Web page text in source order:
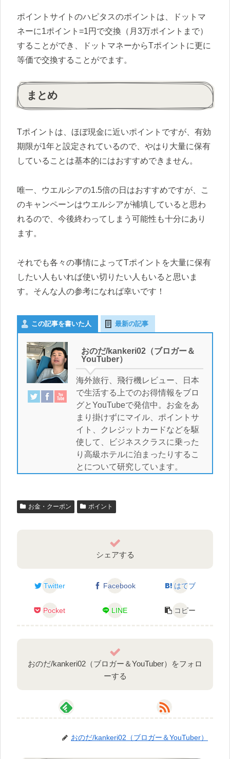
ポイントサイトのハピタスのポイントは、ドットマ
ネーに1ポイント=1円で交換（月3万ポイントまで）
することができ、ドットマネーからTポイントに更に
等価で交換することがでます。
まとめ
Tポイントは、ほぼ現金に近いポイントですが、有効
期限が1年と設定されているので、やはり大量に保有
していることは基本的にはおすすめできません。
唯一、ウエルシアの1.5倍の日はおすすめですが、こ
のキャンペーンはウエルシアが補填していると思わ
れるので、今後終わってしまう可能性も十分にあり
ます。
それでも各々の事情によってTポイントを大量に保有
したい人もいれば使い切りたい人もいると思いま
す。そんな人の参考になれば幸いです！
この記事を書いた人 最新の記事
おのだ/kankeri02（ブロガー＆
YouTuber）
海外旅行、飛行機レビュー、日本
で生活する上でのお得情報をブロ
グとYouTubeで発信中。お金をあ
まり掛けずにマイル、ポイントサ
イト、クレジットカードなどを駆
使して、ビジネスクラスに乗った
り高級ホテルに泊まったりするこ
とについて研究しています。
お金・クーポン ポイント
シェアする
Twitter Facebook はてブ
Pocket LINE コピー
おのだ/kankeri02（ブロガー＆YouTuber）をフォロ
ーする
おのだ/kankeri02（ブロガー＆YouTuber）